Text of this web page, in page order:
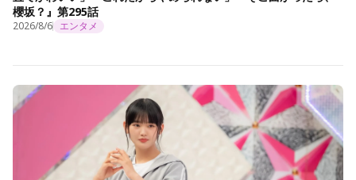
櫻坂？』第295話
2026/8/6 エンタメ